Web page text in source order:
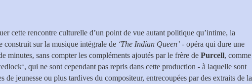
cette rencontre culturelle d’un point de vue autant politique qu’intime, la
construit sur la musique intégrale de ‘The Indian Queen’ - opéra qui dure une
minutes, sans compter les compléments ajoutés par le frère de Purcell, comme
qui ne sont cependant pas repris dans cette production - à laquelle sont
de jeunesse ou plus tardives du compositeur, entrecoupées par des extraits de la